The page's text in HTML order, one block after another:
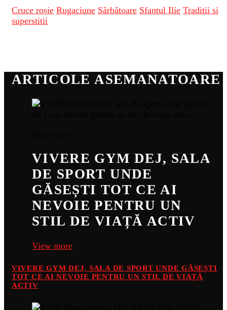
Cruce roșie Rugaciune Sărbătoare Sfantul Ilie Traditii si
superstitii
ARTICOLE ASEMANATOARE
VIVERE GYM DEJ, SALA
DE SPORT UNDE
GĂSEȘTI TOT CE AI
NEVOIE PENTRU UN
STIL DE VIAȚĂ ACTIV
View more
VIVERE GYM DEJ, SALA DE SPORT UNDE GĂSEȘTI
TOT CE AI NEVOIE PENTRU UN STIL DE VIAȚĂ
ACTIV